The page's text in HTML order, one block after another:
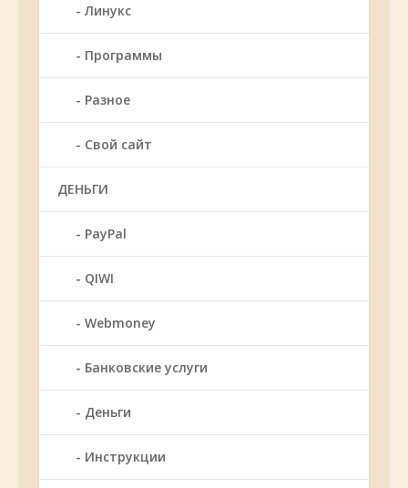
Линукс
Программы
Разное
Свой сайт
ДЕНЬГИ
PayPal
QIWI
Webmoney
Банковские услуги
Деньги
Инструкции